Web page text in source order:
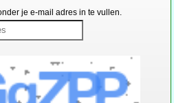
je e-mail adres in te vullen.